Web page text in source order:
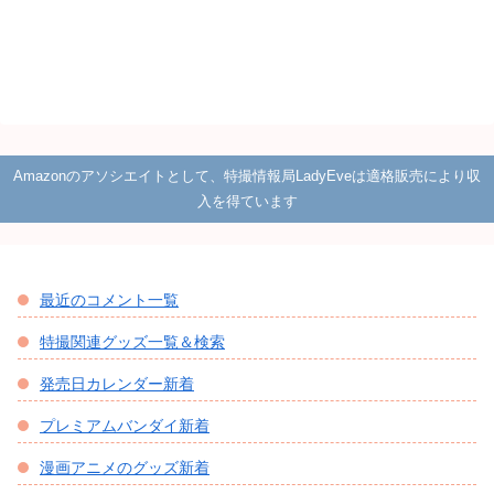
Amazonのアソシエイトとして、特撮情報局LadyEveは適格販売により収
入を得ています
最近のコメント一覧
特撮関連グッズ一覧＆検索
発売日カレンダー新着
プレミアムバンダイ新着
漫画アニメのグッズ新着